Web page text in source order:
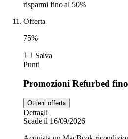
risparmi fino al 50%
Offerta
75%
Salva
Punti
Promozioni Refurbed
Ottieni offerta
Dettagli
Scade il 16/09/2026